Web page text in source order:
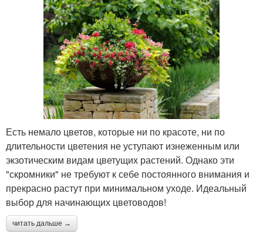
Есть немало цветов, которые ни по красоте, ни по
длительности цветения не уступают изнеженным или
экзотическим видам цветущих растений. Однако эти
"скромники" не требуют к себе постоянного внимания и
прекрасно растут при минимальном уходе. Идеальный
выбор для начинающих цветоводов!
читать дальше →